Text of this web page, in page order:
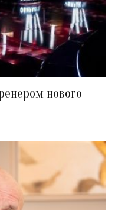
нового